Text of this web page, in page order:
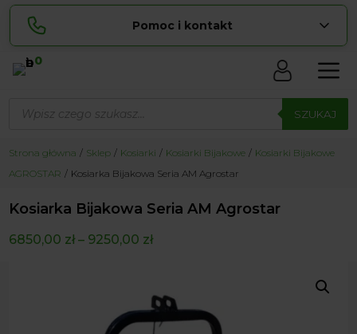
Pomoc i kontakt
Lucyna
pokaż numer
534 853 ... pokaż numer
biuro@ ...
0
produktów SZUKAJ
Strona główna Sklep Kosiarki Kosiarki Bijakowe
Kosiarki Bijakowe
AGROSTAR
Kosiarka Bijakowa Seria AM Agrostar
Kosiarka Bijakowa Seria AM Agrostar
6850,00 zł– 9250,00 zł